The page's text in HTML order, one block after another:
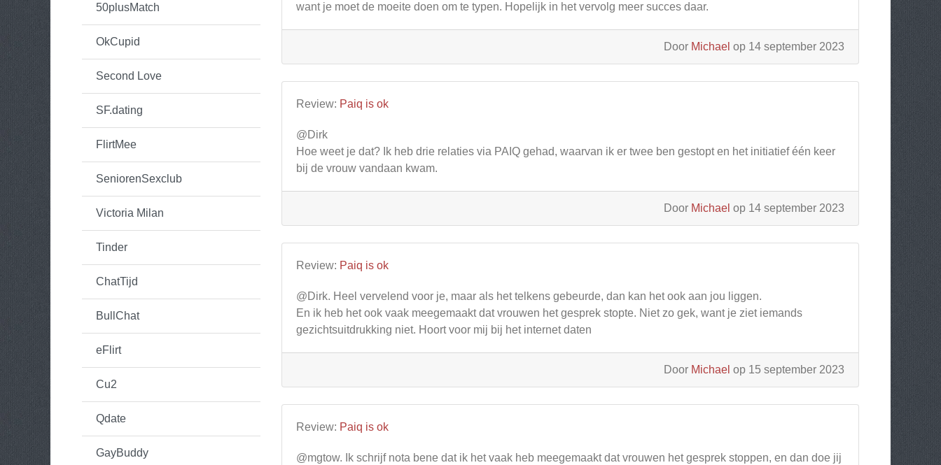
50plusMatch
OkCupid
Second Love
SF.dating
FlirtMee
SeniorenSexclub
Victoria Milan
Tinder
ChatTijd
BullChat
eFlirt
Cu2
Qdate
GayBuddy
want je moet de moeite doen om te typen. Hopelijk in het vervolg meer succes daar.
Door Michael op 14 september 2023
Review: Paiq is ok
@Dirk
Hoe weet je dat? Ik heb drie relaties via PAIQ gehad, waarvan ik er twee ben gestopt en het initiatief één keer
bij de vrouw vandaan kwam.
Door Michael op 14 september 2023
Review: Paiq is ok
@Dirk. Heel vervelend voor je, maar als het telkens gebeurde, dan kan het ook aan jou liggen.
En ik heb het ook vaak meegemaakt dat vrouwen het gesprek stopte. Niet zo gek, want je ziet iemands
gezichtsuitdrukking niet. Hoort voor mij bij het internet daten
Door Michael op 15 september 2023
Review: Paiq is ok
@mgtow. Ik schrijf nota bene dat ik het vaak heb meegemaakt dat vrouwen het gesprek stoppen, en dan doe jij